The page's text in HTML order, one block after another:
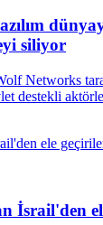
siliyor
Networks
destekli
dönüştü.
İsrail'den